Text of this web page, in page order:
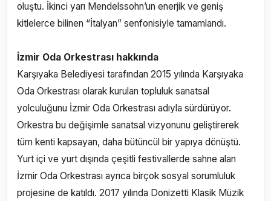
oluştu. İkinci yarı Mendelssohn’un enerjik ve geniş
kitlelerce bilinen “İtalyan” senfonisiyle tamamlandı.
İzmir Oda Orkestrası hakkında
Karşıyaka Belediyesi tarafından 2015 yılında Karşıyaka
Oda Orkestrası olarak kurulan topluluk sanatsal
yolculuğunu İzmir Oda Orkestrası adıyla sürdürüyor.
Orkestra bu değişimle sanatsal vizyonunu geliştirerek
tüm kenti kapsayan, daha bütüncül bir yapıya dönüştü.
Yurt içi ve yurt dışında çeşitli festivallerde sahne alan
İzmir Oda Orkestrası ayrıca birçok sosyal sorumluluk
projesine de katıldı. 2017 yılında Donizetti Klasik Müzik